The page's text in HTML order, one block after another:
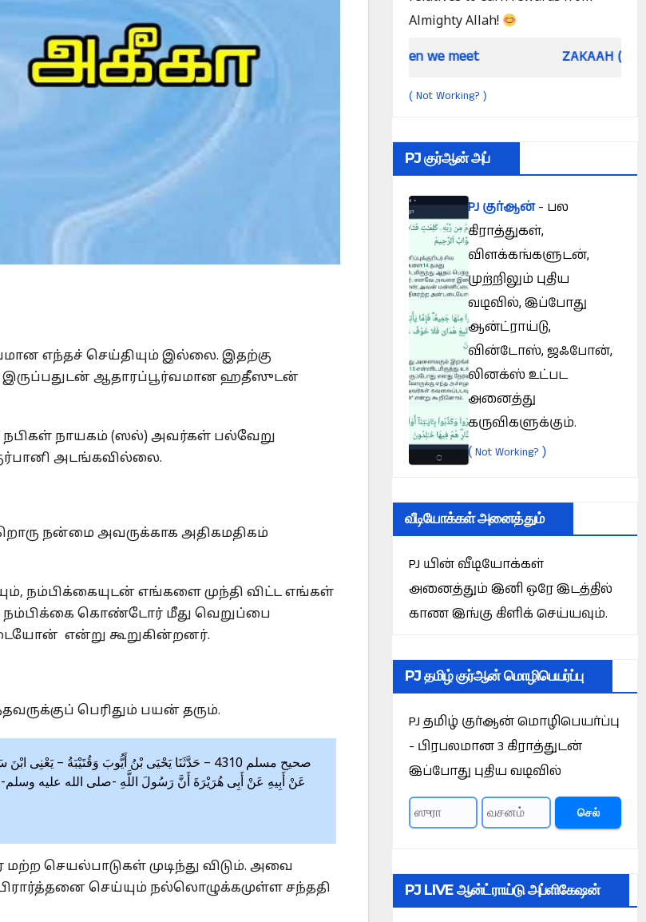
எந்தச் செய்தியும் இல்லை. இதற்கு
இருப்பதுடன் ஆதாரப்பூர்வமான ஹதீஸுடன்
நாயகம் (ஸல்) அவர்கள் பல்வேறு
அடங்கவில்லை.
நன்மை அவருக்காக அதிகமதிகம்
நம்பிக்கையுடன் எங்களை முந்தி விட்ட எங்கள்
கொண்டோர் மீது வெறுப்பை
என்று கூறுகின்றனர்.
பெரிதும் பயன் தரும்.
صحيح مسلم 4310 – حَدَّثَنَا يَحْيَى بْنُ أَيُّوبَ وَقُتَيْبَةُ
عَنْ أَبِيهِ عَنْ أَبِى هُرَيْرَةَ أَنَّ رَسُولَ اللَّهِ -صلى الله عليه وسلم-
செயல்பாடுகள் முடிந்து விடும். அவை
செய்யும் நல்லொழுக்கமுள்ள சந்ததி
Almighty Allah!
Prophet Muhammad superior to Jesus? ZAKAAH (In the light of
( Not Working? )
PJ குர்ஆன் அப்
PJ குர்ஆன்- பல
கிராத்துகள்,
விளக்கங்களுடன்,
முற்றிலும் புதிய
வடிவில், இப்போது
ஆன்ட்ராய்டு,
வின்டோஸ், ஜஃபோன்,
லினக்ஸ் உட்பட
அனைத்து
கருவிகளுக்கும்.
(Not Working? )
வீடியோக்கள் அனைத்தும்
PJ யின் வீடியோக்கள்
அனைத்தும் இனி ஒரே இடத்தில்
காண இங்கு கிளிக் செய்யவும்.
PJ தமிழ் குர்ஆன் மொழிபெயர்ப்பு
PJ தமிழ் குர்ஆன் மொழிபெயர்ப்பு
- பிரபலமான 3 கிராத்துடன்
இப்போது புதிய வடிவில்
செல்
PJ LIVE ஆன்ட்ராய்டு அப்ளிகேஷன்